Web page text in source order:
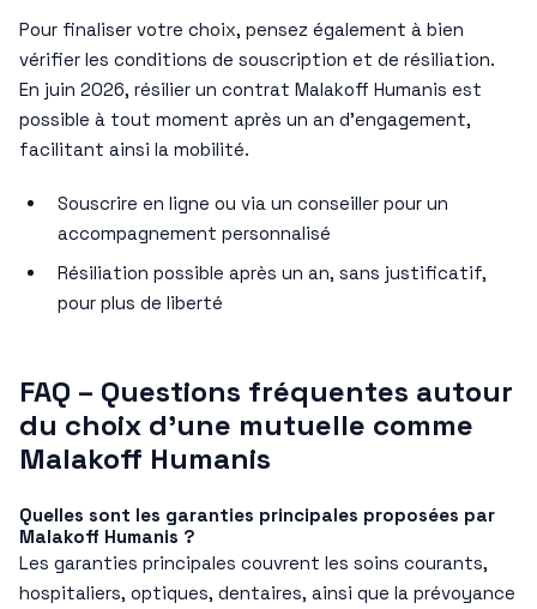
Pour finaliser votre choix, pensez également à bien
vérifier les conditions de souscription et de résiliation.
En juin 2026, résilier un contrat Malakoff Humanis est
possible à tout moment après un an d’engagement,
facilitant ainsi la mobilité.
Souscrire en ligne ou via un conseiller pour un
accompagnement personnalisé
Résiliation possible après un an, sans justificatif,
pour plus de liberté
FAQ – Questions fréquentes autour
du choix d’une mutuelle comme
Malakoff Humanis
Quelles sont les garanties principales proposées par
Malakoff Humanis ?
Les garanties principales couvrent les soins courants,
hospitaliers, optiques, dentaires, ainsi que la prévoyance